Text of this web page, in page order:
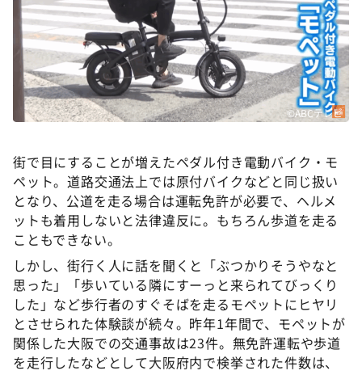
朝だ！生です旅サラダ
教えて！ニュースライブ 正義のミカタ
ＬＩＦＥ～夢のカタチ～
新婚さんいらっしゃい！
ポツンと一軒家
ぺこぱのまるスポ
アナ回覧板
©ABCテレビ
街で目にすることが増えたペダル付き電動バイク・モ
ペット。道路交通法上では原付バイクなどと同じ扱い
となり、公道を走る場合は運転免許が必要で、ヘルメ
ットも着用しないと法律違反に。もちろん歩道を走る
こともできない。
しかし、街行く人に話を聞くと「ぶつかりそうやなと
思った」「歩いている隣にすーっと来られてびっくり
した」など歩行者のすぐそばを走るモペットにヒヤリ
とさせられた体験談が続々。昨年1年間で、モペットが
関係した大阪での交通事故は23件。無免許運転や歩道
を走行したなどとして大阪府内で検挙された件数は、